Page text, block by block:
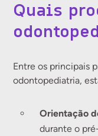
Quais
Entre os principais
odontopediatria,
Orientação
durante o